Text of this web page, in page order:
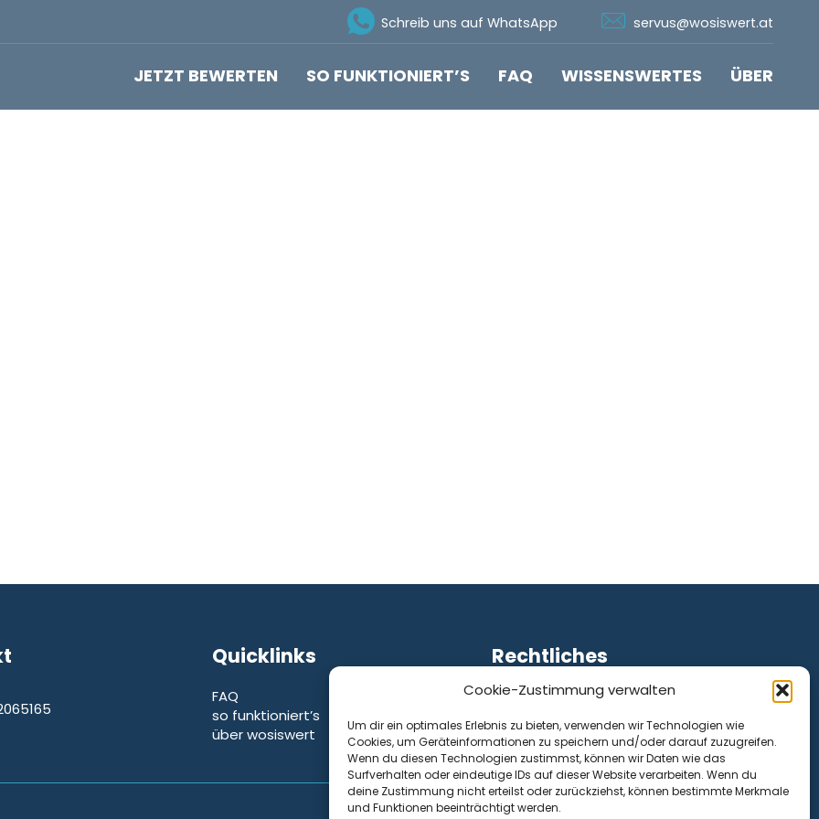
Cookie-Zustimmung verwalten
Um dir ein optimales Erlebnis zu bieten, verwenden wir Technologien wie
Cookies, um Geräteinformationen zu speichern und/oder darauf zuzugreifen.
Wenn du diesen Technologien zustimmst, können wir Daten wie das
Surfverhalten oder eindeutige IDs auf dieser Website verarbeiten. Wenn du
deine Zustimmung nicht erteilst oder zurückziehst, können bestimmte Merkmale
und Funktionen beeinträchtigt werden.
Schreib uns auf WhatsApp
servus@wosiswert.at
JETZT BEWERTEN SO FUNKTIONIERT’S FAQ WISSENSWERTES ÜBER
Quicklinks
FAQ
so funktioniert’s
über wosiswert
Rechtliches
Impressum
Cookie-Richtlinie (EU)